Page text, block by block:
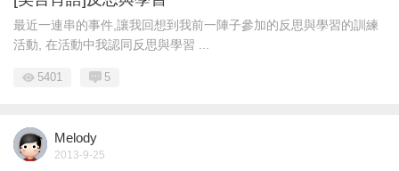
最近一連串的事件,讓我回想到我前一陣子參加的反思與學習的訓練
活動, 在活動中我認同反思與學習 ...
5401 5
Melody
2013-9-25